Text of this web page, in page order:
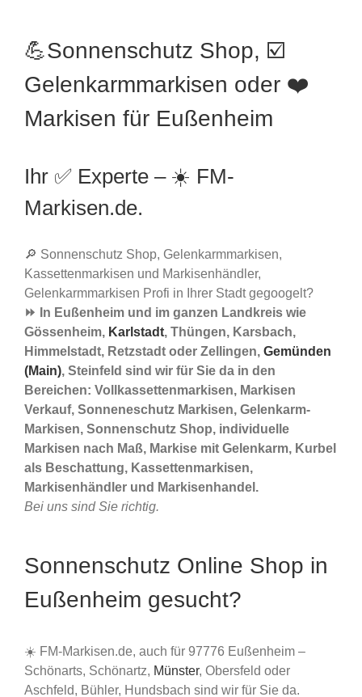
💪Sonnenschutz Shop, ☑️
Gelenkarmmarkisen oder ❤️
Markisen für Eußenheim
Ihr ✅ Experte – ☀️ FM-
Markisen.de.
🔎 Sonnenschutz Shop, Gelenkarmmarkisen,
Kassettenmarkisen und Markisenhändler,
Gelenkarmmarkisen Profi in Ihrer Stadt gegoogelt?
⏩ In Eußenheim und im ganzen Landkreis wie
Gössenheim, Karlstadt, Thüngen, Karsbach,
Himmelstadt, Retzstadt oder Zellingen, Gemünden
(Main), Steinfeld sind wir für Sie da in den
Bereichen: Vollkassettenmarkisen, Markisen
Verkauf, Sonneneschutz Markisen, Gelenkarm-
Markisen, Sonnenschutz Shop, individuelle
Markisen nach Maß, Markise mit Gelenkarm, Kurbel
als Beschattung, Kassettenmarkisen,
Markisenhändler und Markisenhandel.
Bei uns sind Sie richtig.
Sonnenschutz Online Shop in
Eußenheim gesucht?
☀️ FM-Markisen.de, auch für 97776 Eußenheim –
Schönarts, Schönartz, Münster, Obersfeld oder
Aschfeld, Bühler, Hundsbach sind wir für Sie da.